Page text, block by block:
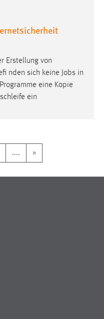
Erstellung von
nden sich keine Jobs in
eine Kopie
ein
.... »